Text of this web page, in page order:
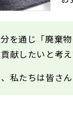
を通じ「廃棄
献したいと考え
私たちは皆さ